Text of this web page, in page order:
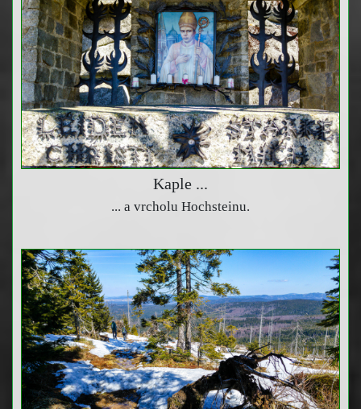
Kaple ...
... a vrcholu Hochsteinu.